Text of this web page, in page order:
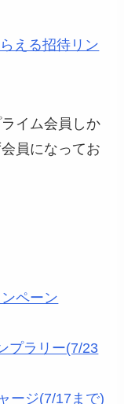
える招待リン
イム会員しか
員になってお
ペーン
プラリー(7/23
ージ(7/17まで)